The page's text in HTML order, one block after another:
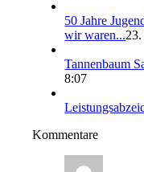
50 Jahre
wir waren...23.
Tannenbaum
8:07
Kommentare